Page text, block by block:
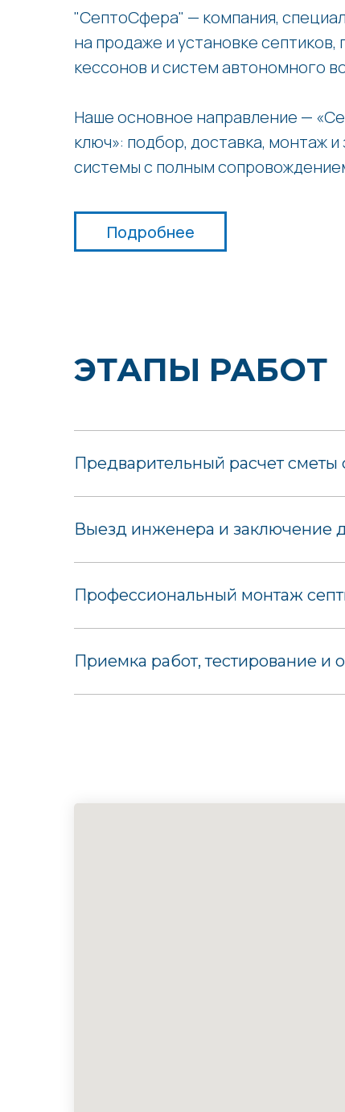
"СептоСфера" — компания,
на продаже и установке септиков,
кессонов и систем автономного
Наше основное направление —
ключ»: подбор, доставка, монтаж и
системы с полным
Подробнее
ЭТАПЫ РАБОТ
Предварительный расчет сметы
Выезд инженера и заключение
Профессиональный монтаж
Приемка работ, тестирование и